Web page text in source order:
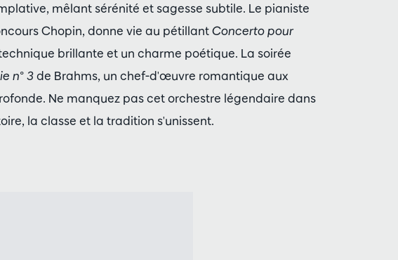
mêlant sérénité et sagesse subtile. Le pianiste
Chopin, donne vie au pétillantConcerto pour
brillante et un charme poétique. La soirée
n° 3de Brahms, un chef-d'œuvre romantique aux
Ne manquez pas cet orchestre légendaire dans
la classe et la tradition s'unissent.